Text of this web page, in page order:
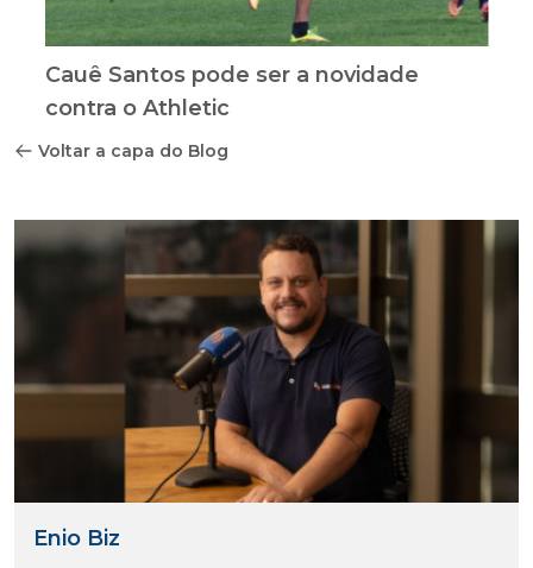
Cauê Santos pode ser a novidade
contra o Athletic
Voltar a capa do Blog
Enio Biz